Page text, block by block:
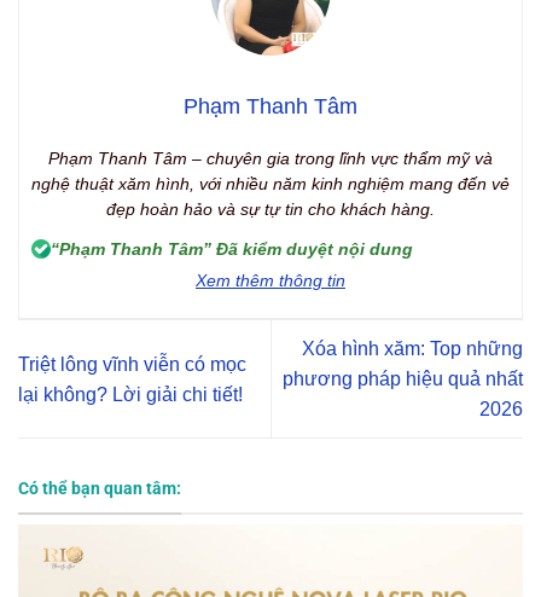
Phạm Thanh Tâm
Phạm Thanh Tâm – chuyên gia trong lĩnh vực thẩm mỹ và
nghệ thuật xăm hình, với nhiều năm kinh nghiệm mang đến vẻ
đẹp hoàn hảo và sự tự tin cho khách hàng.
“Phạm Thanh Tâm” Đã kiểm duyệt nội dung
Xem thêm thông tin
Triệt lông vĩnh viễn có mọc
lại không? Lời giải chi tiết!
Xóa hình xăm: Top những
phương pháp hiệu quả nhất
2026
Có thể bạn quan tâm: